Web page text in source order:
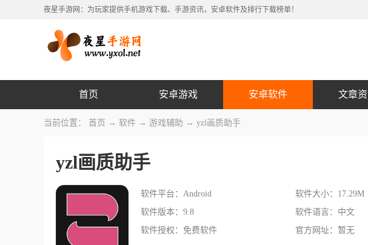
夜星手游网：为玩家提供手机游戏下载、手游资讯，安卓软件及排行下载榜单！
首页 安卓游戏 安卓软件 文章
当前位置： 首页 → 软件 → 游戏辅助 → yzl画质助手
yzl画质助手
软件平台：Android 软件大小：17.29M
软件版本：9.8
软件语言：中文
软件授权：免费软件
官方网址：暂无